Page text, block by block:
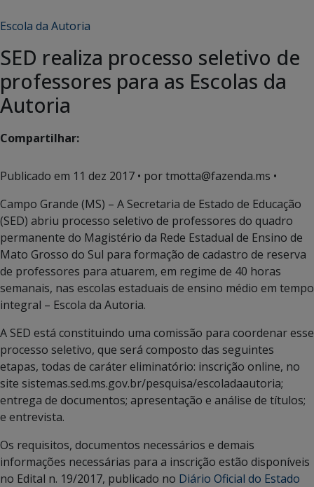
Escola da Autoria
SED realiza processo seletivo de
professores para as Escolas da
Autoria
Compartilhar:
Publicado em 11 dez 2017 • por tmotta@fazenda.ms •
Campo Grande (MS) – A Secretaria de Estado de Educação
(SED) abriu processo seletivo de professores do quadro
permanente do Magistério da Rede Estadual de Ensino de
Mato Grosso do Sul para formação de cadastro de reserva
de professores para atuarem, em regime de 40 horas
semanais, nas escolas estaduais de ensino médio em tempo
integral – Escola da Autoria.
A SED está constituindo uma comissão para coordenar esse
processo seletivo, que será composto das seguintes
etapas, todas de caráter eliminatório: inscrição online, no
site sistemas.sed.ms.gov.br/pesquisa/escoladaautoria;
entrega de documentos; apresentação e análise de títulos;
e entrevista.
Os requisitos, documentos necessários e demais
informações necessárias para a inscrição estão disponíveis
no Edital n. 19/2017, publicado no Diário Oficial do Estado